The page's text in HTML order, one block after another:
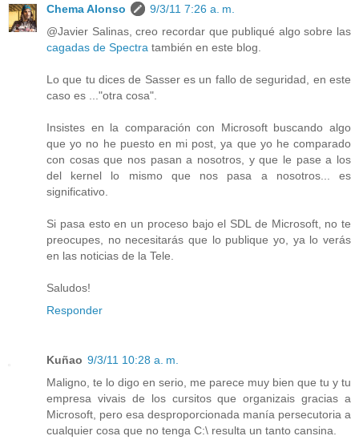
Chema Alonso
9/3/11 7:26 a. m.
@Javier Salinas, creo recordar que publiqué algo sobre las
cagadas de Spectra también en este blog.
Lo que tu dices de Sasser es un fallo de seguridad, en este
caso es ..."otra cosa".
Insistes en la comparación con Microsoft buscando algo
que yo no he puesto en mi post, ya que yo he comparado
con cosas que nos pasan a nosotros, y que le pase a los
del kernel lo mismo que nos pasa a nosotros... es
significativo.
Si pasa esto en un proceso bajo el SDL de Microsoft, no te
preocupes, no necesitarás que lo publique yo, ya lo verás
en las noticias de la Tele.
Saludos!
Responder
Kuñao 9/3/11 10:28 a. m.
Maligno, te lo digo en serio, me parece muy bien que tu y tu
empresa vivais de los cursitos que organizais gracias a
Microsoft, pero esa desproporcionada manía persecutoria a
cualquier cosa que no tenga C:\ resulta un tanto cansina.